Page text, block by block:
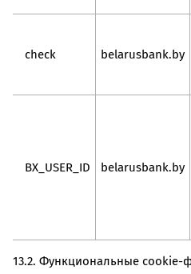
check belarusbank.by
BX_USER_ID belarusbank.by
13.2. Функциональные cookie-